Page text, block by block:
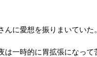
に愛想を振りまいていた。
は一時的に胃拡張になっ